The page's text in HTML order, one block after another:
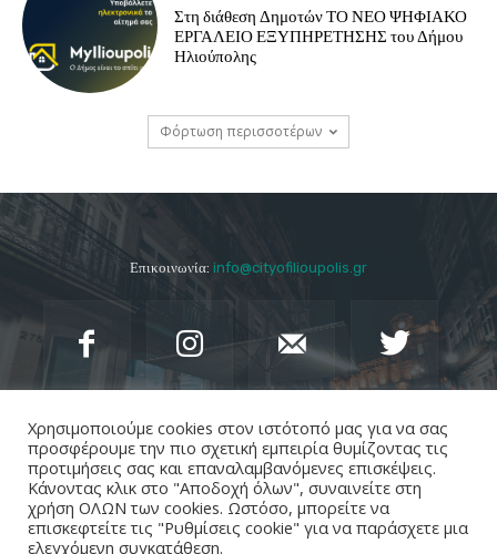
Στη διάθεση Δημοτών ΤΟ ΝΕΟ ΨΗΦΙΑΚΟ
ΕΡΓΑΛΕΙΟ ΕΞΥΠΗΡΕΤΗΣΗΣ του Δήμου
Ηλιούπολης
Φόρτωση περισσοτέρων
Επικοινωνία: info@cityofilioupolis.gr
Χρησιμοποιούμε cookies στον ιστότοπό μας για να σας
προσφέρουμε την πιο σχετική εμπειρία θυμίζοντας τις
προτιμήσεις σας και επαναλαμβανόμενες επισκέψεις.
Κάνοντας κλικ στο "Αποδοχή όλων", συναινείτε στη
χρήση ΟΛΩΝ των cookies. Ωστόσο, μπορείτε να
επισκεφτείτε τις "Ρυθμίσεις cookie" για να παράσχετε μια
ελεγχόμενη συγκατάθεση.